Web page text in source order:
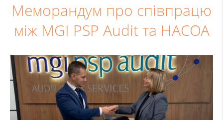
Меморандум про співпрацю
між MGI PSP Audit та НАСОА